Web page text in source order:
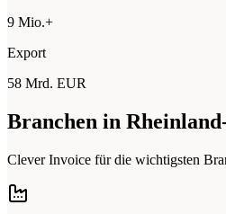
9 Mio.+
Export
58 Mrd. EUR
Branchen in
Clever Invoice für die wichtigsten